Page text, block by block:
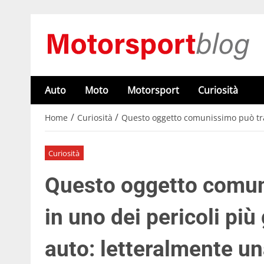
Auto Moto Motorsport Curiosità
Home / Curiosità / Questo oggetto comunissimo può
Curiosità
Questo oggetto
in uno dei pericoli
auto: letteralmente